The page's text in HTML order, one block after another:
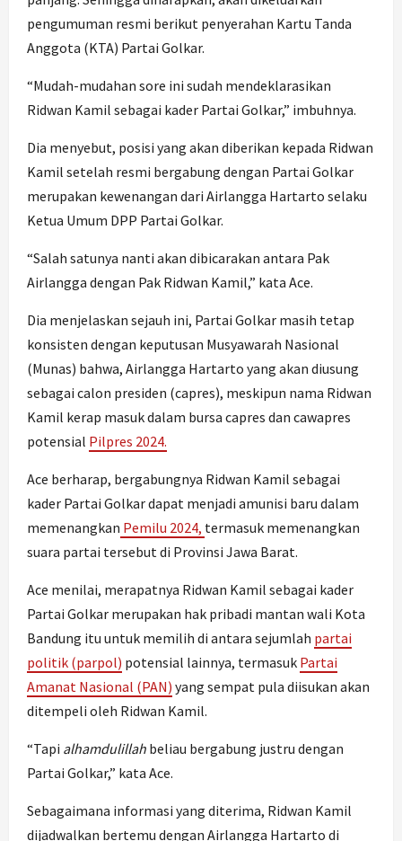
pengumuman resmi berikut penyerahan Kartu Tanda
Anggota (KTA) Partai Golkar.
“Mudah-mudahan sore ini sudah mendeklarasikan
Ridwan Kamil sebagai kader Partai Golkar,” imbuhnya.
Dia menyebut, posisi yang akan diberikan kepada Ridwan
Kamil setelah resmi bergabung dengan Partai Golkar
merupakan kewenangan dari Airlangga Hartarto selaku
Ketua Umum DPP Partai Golkar.
“Salah satunya nanti akan dibicarakan antara Pak
Airlangga dengan Pak Ridwan Kamil,” kata Ace.
Dia menjelaskan sejauh ini, Partai Golkar masih tetap
konsisten dengan keputusan Musyawarah Nasional
(Munas) bahwa, Airlangga Hartarto yang akan diusung
sebagai calon presiden (capres), meskipun nama Ridwan
Kamil kerap masuk dalam bursa capres dan cawapres
potensial Pilpres 2024.
Ace berharap, bergabungnya Ridwan Kamil sebagai
kader Partai Golkar dapat menjadi amunisi baru dalam
memenangkan Pemilu 2024, termasuk memenangkan
suara partai tersebut di Provinsi Jawa Barat.
Ace menilai, merapatnya Ridwan Kamil sebagai kader
Partai Golkar merupakan hak pribadi mantan wali Kota
Bandung itu untuk memilih di antara sejumlah partai
politik (parpol) potensial lainnya, termasuk Partai
Amanat Nasional (PAN) yang sempat pula diisukan akan
ditempeli oleh Ridwan Kamil.
“Tapi alhamdulillah beliau bergabung justru dengan
Partai Golkar,” kata Ace.
Sebagaimana informasi yang diterima, Ridwan Kamil
dijadwalkan bertemu dengan Airlangga Hartarto di